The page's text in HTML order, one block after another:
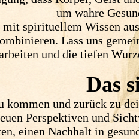
um wahre
spirituellem Wissen
Lass uns
und die tiefen
Das
kommen und zurück zu
Perspektiven und
einen Nachhalt in